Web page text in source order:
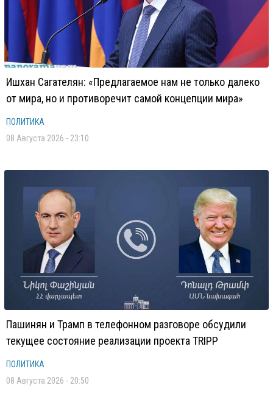
Ишхан Сагателян: «Предлагаемое нам не только далеко
от мира, но и противоречит самой концепции мира»
ПОЛИТИКА
08 Августа 2026 - 23:10
Пашинян и Трамп в телефонном разговоре обсудили
текущее состояние реализации проекта TRIPP
ПОЛИТИКА
08 Августа 2026 - 20:50